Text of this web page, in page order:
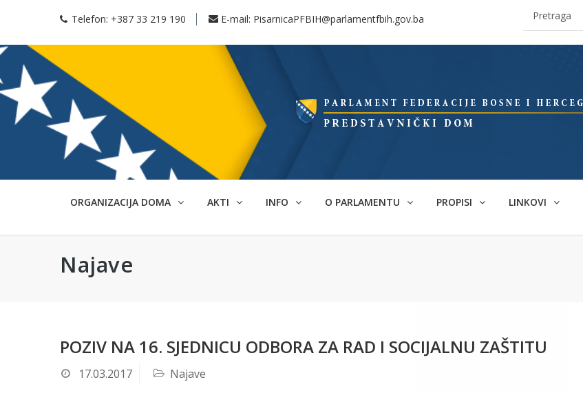
Telefon: +387 33 219 190 E-mail: PisarnicaPFBIH@parlamentfbih.gov.ba
ORGANIZACIJA DOMA AKTI INFO O PARLAMENTU PROPISI LINKOVI
Najave
POZIV NA 16. SJEDNICU ODBORA ZA RAD I SOCIJALNU ZAŠTITU
17.03.2017
Najave